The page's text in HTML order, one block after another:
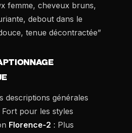
femme, cheveux bruns,
debout dans le
tenue décontractée”
descriptions générales
Fort pour les styles
Florence-2 : Plus